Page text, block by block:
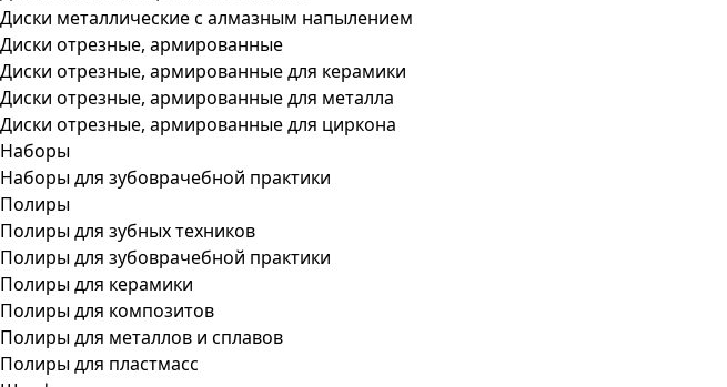
Диски металлические с алмазным напылением
Диски отрезные, армированные
Диски отрезные, армированные для керамики
Диски отрезные, армированные для металла
Диски отрезные, армированные для циркона
Наборы
Наборы для зубоврачебной практики
Полиры
Полиры для зубных техников
Полиры для зубоврачебной практики
Полиры для керамики
Полиры для композитов
Полиры для металлов и сплавов
Полиры для пластмасс